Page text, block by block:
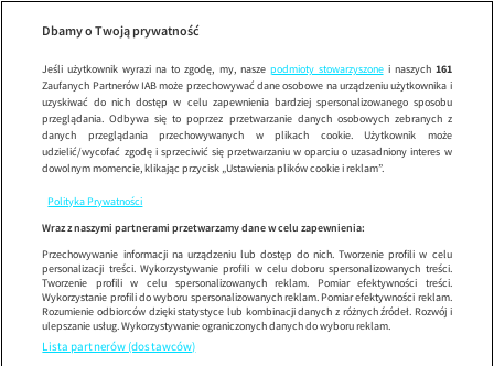
Wypróbuj aplikację mobilną
Korzystaj z łatwiejszej nawigacji i ciesz się szybszym
Dbamy o Twoją prywatność
Jeśli użytkownik wyrazi na to zgodę, my, nasze podmioty stowarzyszonei naszych 161
Zaufanych Partnerów IAB może przechowywać dane osobowe na urządzeniu użytkownika i
uzyskiwać do nich dostęp w celu zapewnienia bardziej spersonalizowanego sposobu
przeglądania. Odbywa się to poprzez przetwarzanie danych osobowych zebranych z
danych przeglądania przechowywanych w plikach cookie. Użytkownik może
udzielić/wycofać zgodę i sprzeciwić się przetwarzaniu w oparciu o uzasadniony interes w
dowolnym momencie, klikając przycisk „Ustawienia plików cookie i reklam”.
Polityka Prywatności
Wraz z naszymi partnerami przetwarzamy dane w celu zapewnienia:
Przechowywanie informacji na urządzeniu lub dostęp do nich. Tworzenie profili w celu
personalizacji treści. Wykorzystywanie profili w celu doboru spersonalizowanych treści.
Tworzenie profili w celu spersonalizowanych reklam. Pomiar efektywności treści.
Wykorzystanie profili do wyboru spersonalizowanych reklam. Pomiar efektywności reklam.
Rozumienie odbiorców dzięki statystyce lub kombinacji danych z różnych źródeł. Rozwój i
ulepszanie usług. Wykorzystywanie ograniczonych danych do wyboru reklam.
Lista partnerów (dostawców)